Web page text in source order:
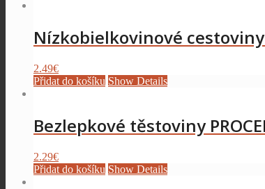
Nízkobielkovinové cestoviny
2.49€
Přidat do košíku Show Details
Bezlepkové těstoviny
2.29€
Přidat do košíku Show Details